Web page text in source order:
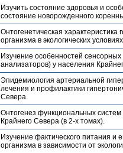
Изучить состояние здоровья и
состояние новорожденного
Онтогенетическая характеристика
организма в экологических
Изучение особенностей сенсорных
анализаторов) у населения
Эпидемиология артериальной
лечения и профилактики
Севера.
Онтогенез функциональных систем
Крайнего Севера (в 2-х томах).
Изучение фактического питания и
организма в зависимости от